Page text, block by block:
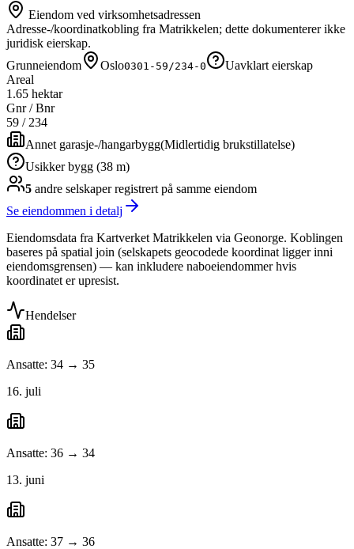
Eiendom ved virksomhetsadressen
Adresse-/koordinatkobling fra Matrikkelen; dette dokumenterer ikke
juridisk eierskap.
Grunneiendom
Oslo0301-59/234-0
Uavklart eierskap
Areal
1.65 hektar
Gnr / Bnr
59 / 234
Annet garasje-/hangarbygg(Midlertidig brukstillatelse)
Usikker bygg (38 m)
5 andre selskaperregistrert på samme eiendom
Se eiendommen i detalj
Eiendomsdata fra Kartverket Matrikkelen via Geonorge. Koblingen
baseres på spatial join (selskapets geocodede koordinat ligger inni
eiendomsgrensen) — kan inkludere naboeiendommer hvis
koordinatet er upresist.
Hendelser
Ansatte: 34 → 35
16. juli
Ansatte: 36 → 34
13. juni
Ansatte: 37 → 36